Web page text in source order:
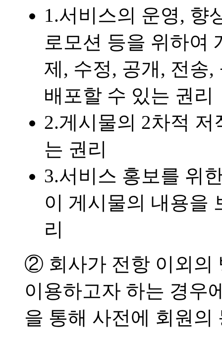
1.서비스의 운영, 향
로모션 등을 위하여
제, 수정, 공개, 전송
배포할 수 있는 권리
2.게시물의 2차적
는 권리
3.서비스 홍보를 위
이 게시물의 내용을
리
② 회사가 전항 이외의
이용하고자 하는 경우
을 통해 사전에 회원의